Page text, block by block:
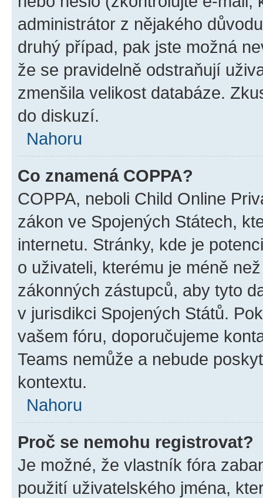
administrátor z nějakého
druhý případ, pak jste možná
že se pravidelně odstraňují
zmenšila velikost databáze.
do diskuzí.
Nahoru
Co znamená COPPA?
COPPA, neboli Child Online
zákon ve Spojených Státech,
internetu. Stránky, kde je
o uživateli, kterému je méně
zákonných zástupců, aby tyto
v jurisdikci Spojených Států.
vašem fóru, doporučujeme
Teams nemůže a nebude
kontextu.
Nahoru
Proč se nemohu registrovat?
Je možné, že vlastník fóra
použití uživatelského jména,